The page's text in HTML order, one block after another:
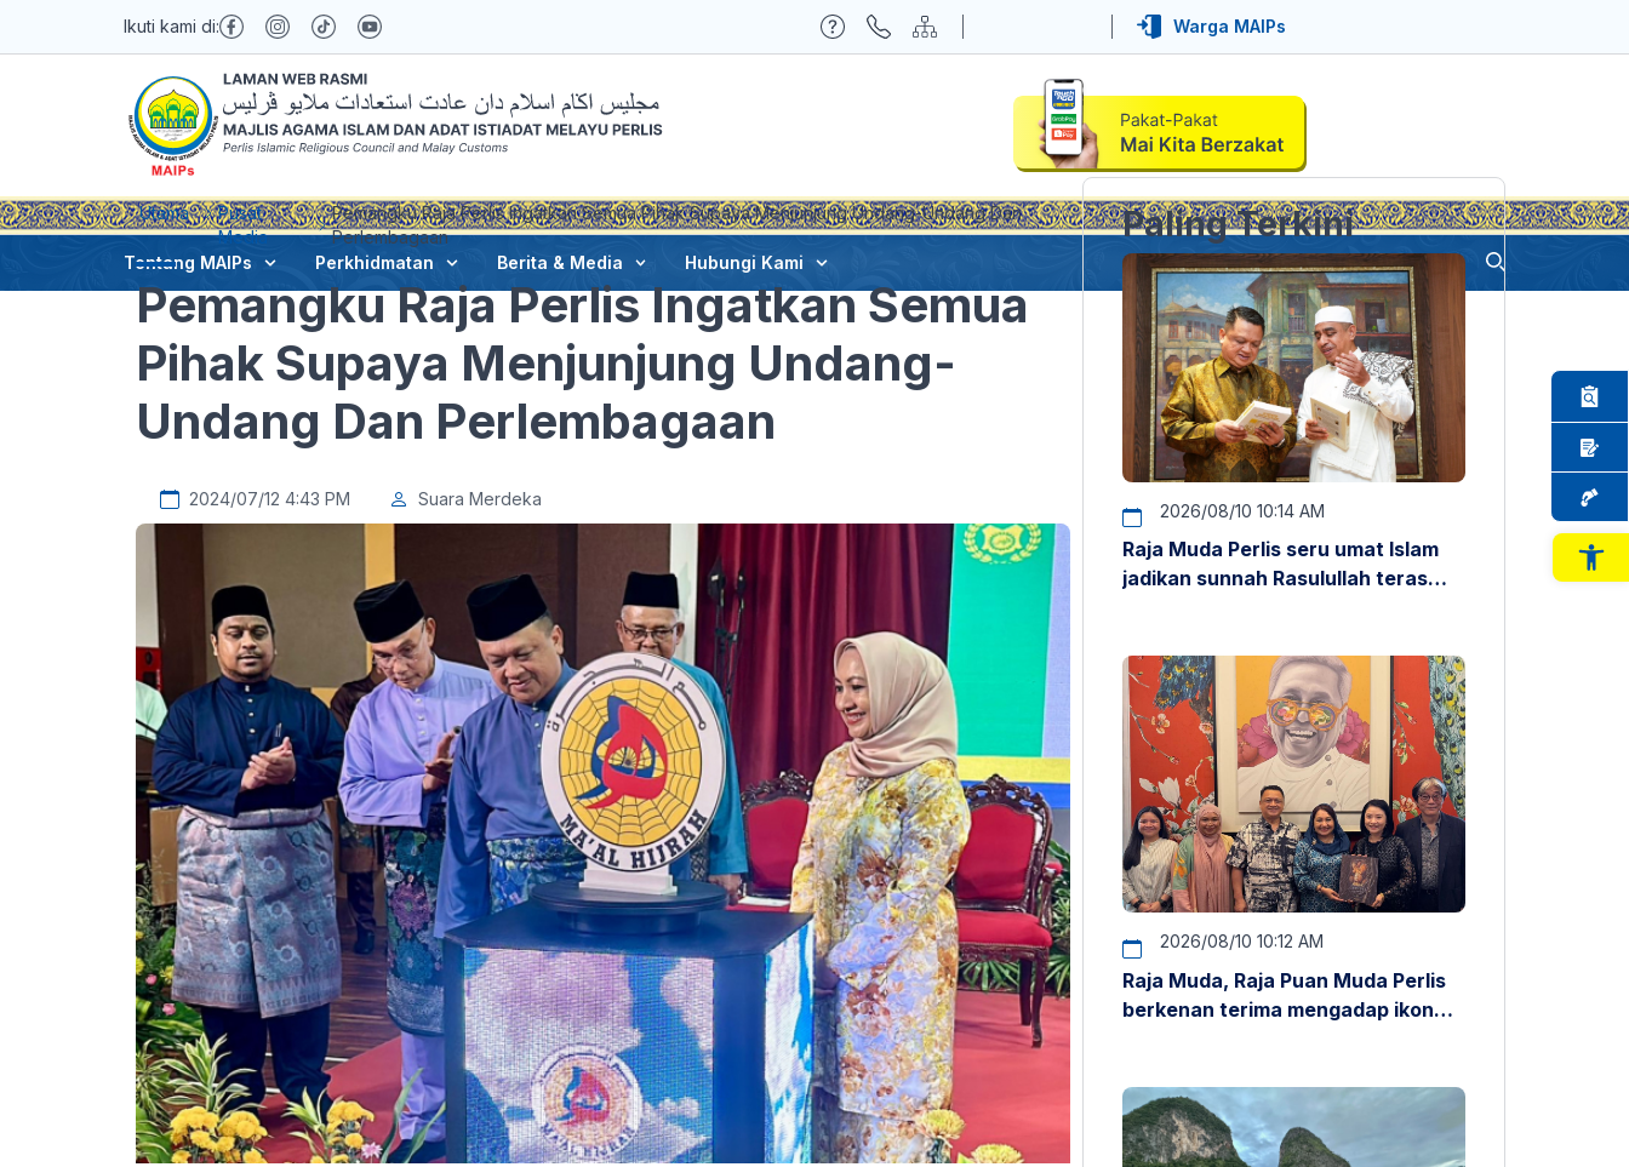
Ikuti kami di: Warga MAIPs
Tentang MAIPs Perkhidmatan Berita & Media Hubungi Kami
Utama
Pusat
Media
Pemangku Raja Perlis Ingatkan Semua Pihak Supaya Menjunjung Undang-Undang Dan
Perlembagaan
Pemangku Raja Perlis Ingatkan Semua
Pihak Supaya Menjunjung Undang-
Undang Dan Perlembagaan
2024/07/12 4:43 PM Suara Merdeka
Paling Terkini
2026/08/10 10:14 AM
Raja Muda Perlis seru umat Islam
jadikan sunnah Rasulullah teras
2026/08/10 10:12 AM
Raja Muda, Raja Puan Muda Perlis
berkenan terima mengadap ikon